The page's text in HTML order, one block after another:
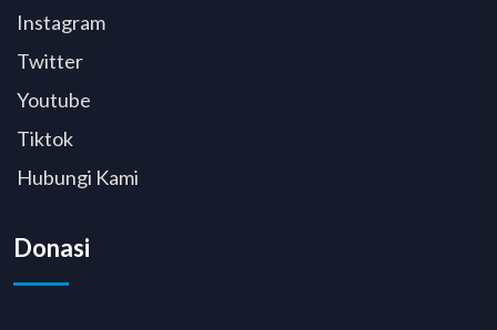
Instagram
Twitter
Youtube
Tiktok
Hubungi Kami
Donasi